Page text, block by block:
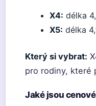
X4: délka
X5: délka
Který si vybrat:
pro rodiny, které
Jaké jsou